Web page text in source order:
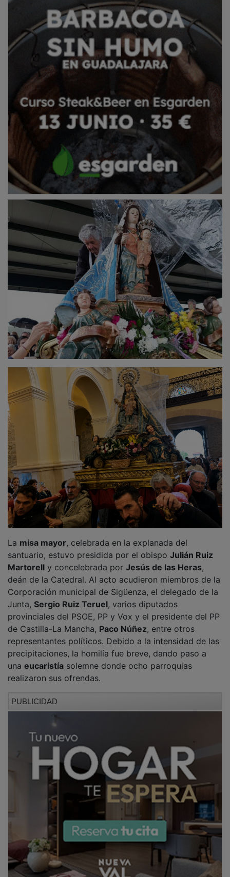
santuario, estuvo presidida por el obispoJulián Ruiz
Martorelly concelebrada porJesús de las Heras,
deán de la Catedral. Al acto acudieron miembros de la
Corporación municipal de Sigüenza, el delegado de la
Junta, Sergio Ruiz Teruel , varios diputados
provinciales del PSOE, PP y Vox y el presidente del PP
de Castilla-La Mancha, Paco Núñez, entre otros
representantes políticos. Debido a la intensidad de las
precipitaciones, la homilía fue breve, dando paso a
unaeucaristíasolemne donde ocho parroquias
realizaron sus ofrendas.